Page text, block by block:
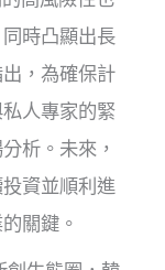
時凸顯出長
，為確保計
人專家的緊
析。未來，
資並順利進
關鍵。